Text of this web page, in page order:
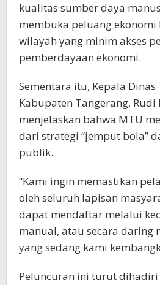
kualitas sumber daya
membuka peluang
wilayah yang minim akses
pemberdayaan ekonomi.
Sementara itu, Kepala Dinas
Kabupaten Tangerang, Rudi
menjelaskan bahwa MTU
dari strategi “jemput bola”
publik.
“Kami ingin memastikan
oleh seluruh lapisan
dapat mendaftar melalui
manual, atau secara daring
yang sedang kami
Peluncuran ini turut dihadiri